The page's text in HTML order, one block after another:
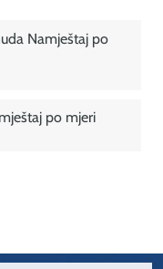
Namještaj po
po mjeri